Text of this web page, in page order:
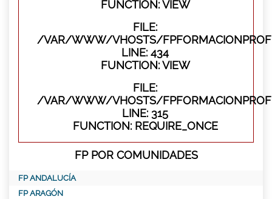
FUNCTION: VIEW
FILE:
/VAR/WWW/VHOSTS/
LINE: 434
FUNCTION: VIEW
FILE:
/VAR/WWW/VHOSTS/
LINE: 315
FUNCTION: REQUIRE_ONCE
FP POR COMUNIDADES
FP ANDALUCÍA
FP ARAGÓN